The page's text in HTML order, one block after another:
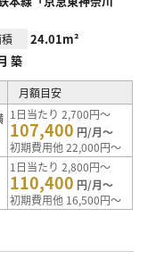
24.01m²
築
月額目安
1日当たり 2,700円～
107,400 円/月～
初期費用他 22,000円～
1日当たり 2,800円～
110,400 円/月～
初期費用他 16,500円～